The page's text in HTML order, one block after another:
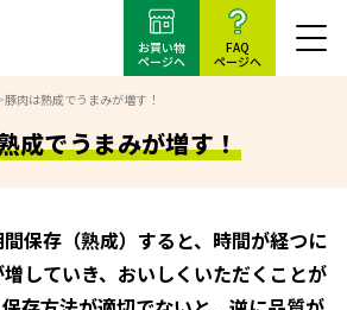
お買い物
ページへ
FAQ
ページへ
豚肉は熟成でうまみが増す！
成でうまみが増す！
保存（熟成）すると、時間が経つに
していき、おいしくいただくことが